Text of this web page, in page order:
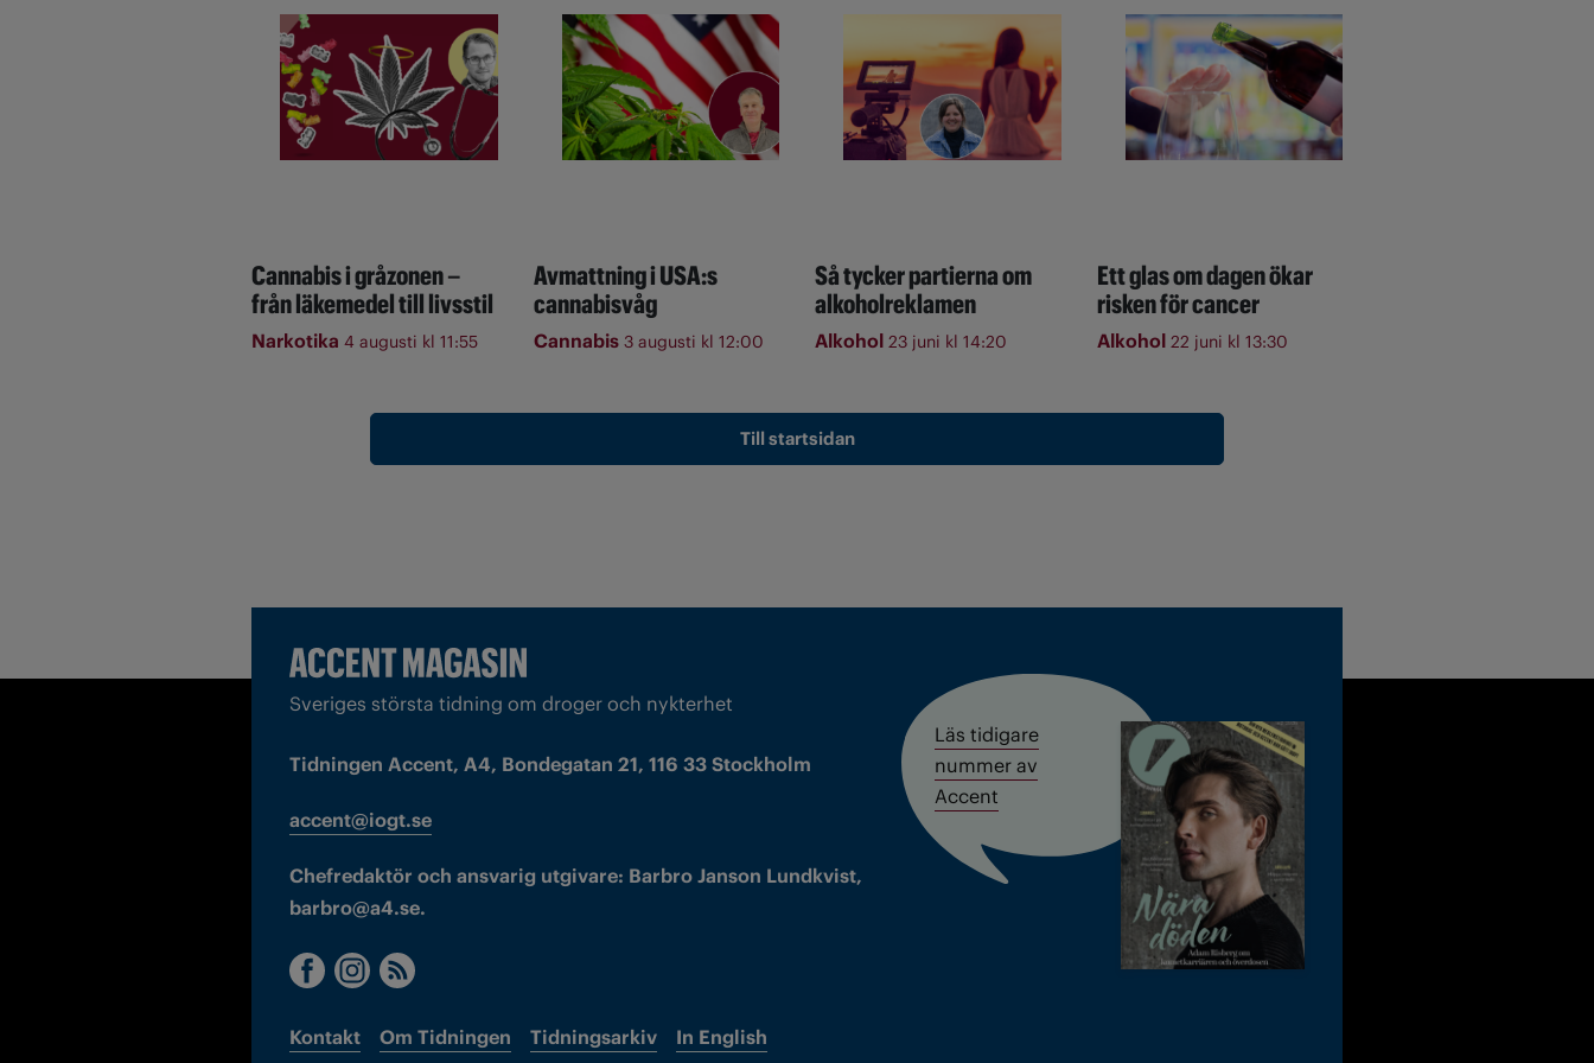
Cannabis i gråzonen –
från läkemedel till livsstil
Narkotika 4 augusti kl 11:55
Avmattning i USA:s
cannabisvåg
Cannabis 3 augusti kl 12:00
Så tycker partierna om
alkoholreklamen
Alkohol 23 juni kl 14:20
Ett glas om dagen ökar
risken för cancer
Alkohol 22 juni kl 13:30
Till startsidan
Sveriges största tidning om droger och nykterhet
Tidningen Accent, A4, Bondegatan 21, 116 33 Stockholm
accent@iogt.se
Chefredaktör och ansvarig utgivare: Barbro Janson Lundkvist,
barbro@a4.se.
Kontakt Om Tidningen Tidningsarkiv In English
Läs tidigare
nummer av
Accent